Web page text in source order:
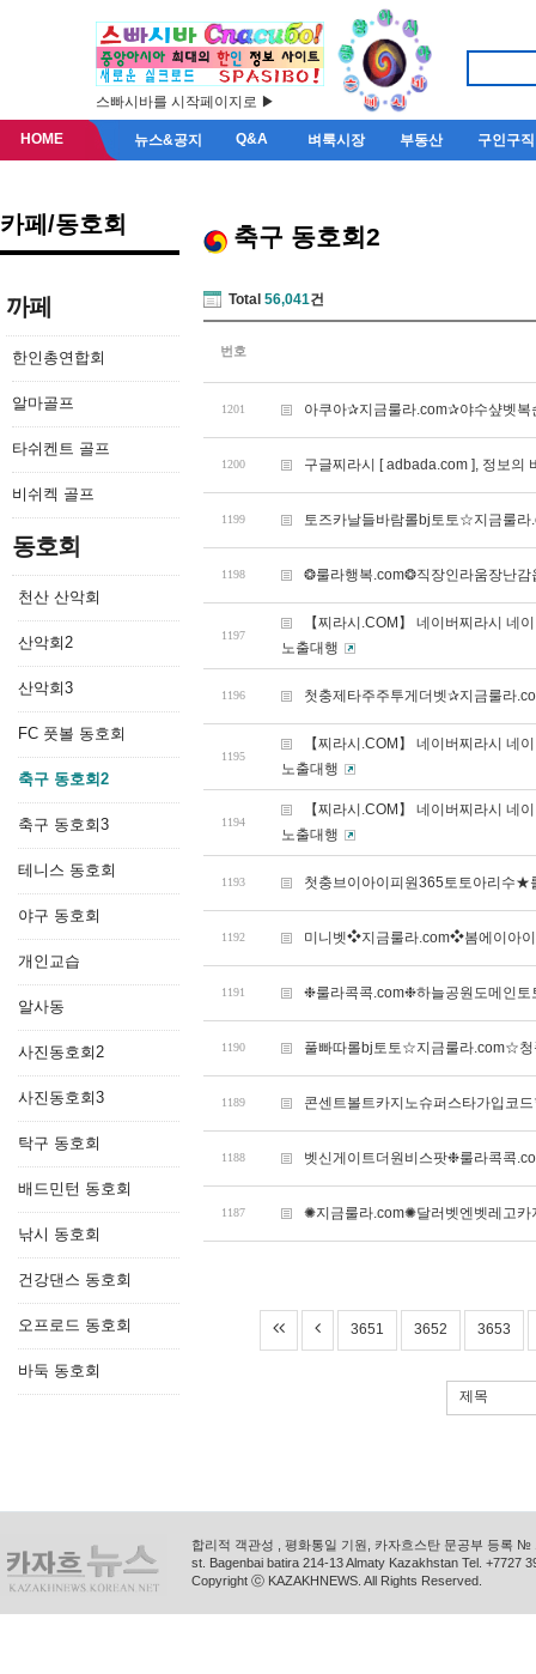
스빠시바를 시작페이지로 ▶
HOME 뉴스&공지 Q&A 벼룩시장 부동산 구인구직
카페/동호회
까페
한인총연합회
알마골프
타쉬켄트 골프
비쉬켁 골프
동호회
천산 산악회
산악회2
산악회3
FC 풋볼 동호회
축구 동호회2
축구 동호회3
테니스 동호회
야구 동호회
개인교습
알사동
사진동호회2
사진동호회3
탁구 동호회
배드민턴 동호회
낚시 동호회
건강댄스 동호회
오프로드 동호회
바둑 동호회
축구 동호회2
Total 56,041건
번호
1201 아쿠아✰지금룰라.com✰야수샾벳복
1200 구글찌라시 [ adbada.com ], 정보의
1199 토즈카날들바람롤bj토토☆지금룰
1198 ❂룰라행복.com❂직장인라움장난감
1197
【찌라시.COM】 네이버찌라시 네
노출대행
1196 첫충제타주주투게더벳✰지금룰라
1195
【찌라시.COM】 네이버찌라시 네
노출대행
1194
【찌라시.COM】 네이버찌라시 네
노출대행
1193 첫충브이아이피원365토토아리수
1192 미니벳❖지금룰라.com❖봄에이아
1191 ❉룰라콕콕.com❉하늘공원도메인토
1190 풀빠따롤bj토토☆지금룰라.com☆청
1189 콘센트볼트카지노슈퍼스타가입코
1188 벳신게이트더원비스팟❉룰라콕콕
1187 ✺지금룰라.com✺달러벳엔벳레고카
3651 3652 3653
제목
합리적 객관성 , 평화통일 기원, 카자흐스탄 문공부 등록
st. Bagenbai batira 214-13 Almaty Kazakhstan Tel. +7727
Copyright ⓒ KAZAKHNEWS. All Rights Reserved.